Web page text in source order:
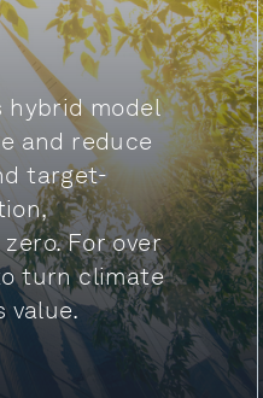
hybrid model
and reduce
target-
For over
turn climate
value.